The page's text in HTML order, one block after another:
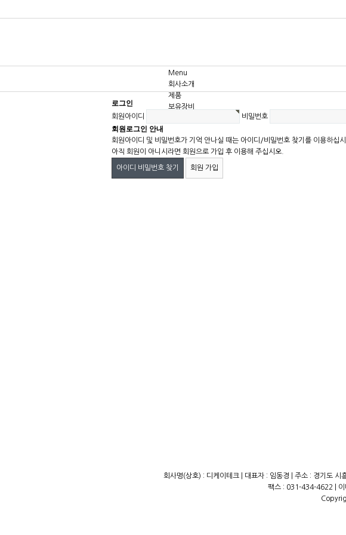
Menu
회사소개
제품
보유장비
로그인
회원아이디 비밀번호
회원로그인 안내
회원아이디 및 비밀번호가 기억 안나실 때는 아이디/비밀번호 찾기를 이용하십시
아직 회원이 아니시라면 회원으로 가입 후 이용해 주십시오.
아이디 비밀번호 찾기 회원 가입
회사명(상호) : 디케이테크 | 대표자 : 임동경 | 주소 : 경기도
팩스 : 031-434-4622 |